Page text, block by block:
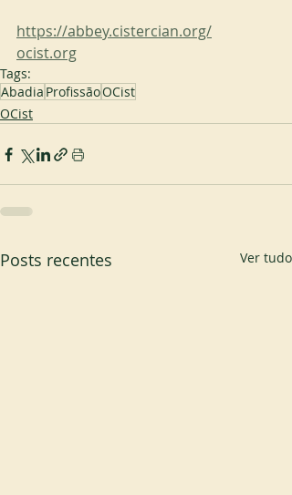
https://abbey.cistercian.org/
ocist.org
Tags:
Abadia ProfissãoOCist
OCist
Posts recentes Ver tudo